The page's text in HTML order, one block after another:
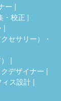
ー
・校正
セサリー）・
デザイナー
ィス設計